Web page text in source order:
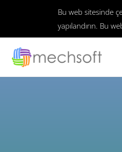
Bu web sitesinde
yapılandırın. Bu